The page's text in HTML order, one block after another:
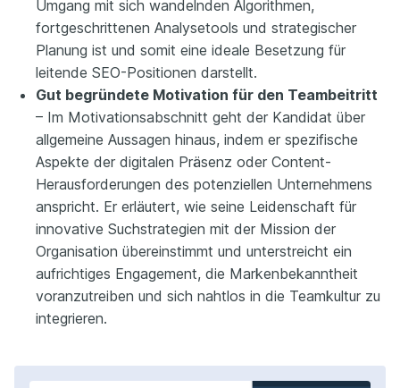
Umgang mit sich wandelnden Algorithmen,
fortgeschrittenen Analysetools und strategischer
Planung ist und somit eine ideale Besetzung für
leitende SEO-Positionen darstellt.
Gut begründete Motivation für den Teambeitritt
– Im Motivationsabschnitt geht der Kandidat über
allgemeine Aussagen hinaus, indem er spezifische
Aspekte der digitalen Präsenz oder Content-
Herausforderungen des potenziellen Unternehmens
anspricht. Er erläutert, wie seine Leidenschaft für
innovative Suchstrategien mit der Mission der
Organisation übereinstimmt und unterstreicht ein
aufrichtiges Engagement, die Markenbekanntheit
voranzutreiben und sich nahtlos in die Teamkultur zu
integrieren.